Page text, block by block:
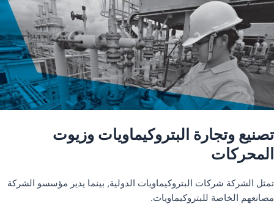
تصنيع وتجارة البتروكيماويات وزيوت
المحركات
تمثل الشركة شركات البتروكيماويات الدولية, بينما يدير مؤسسو الشركة
مصانعهم الخاصة للبتروكيماويات.